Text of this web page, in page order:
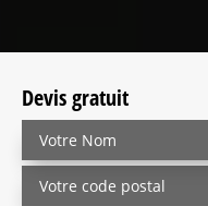
Devis gratuit